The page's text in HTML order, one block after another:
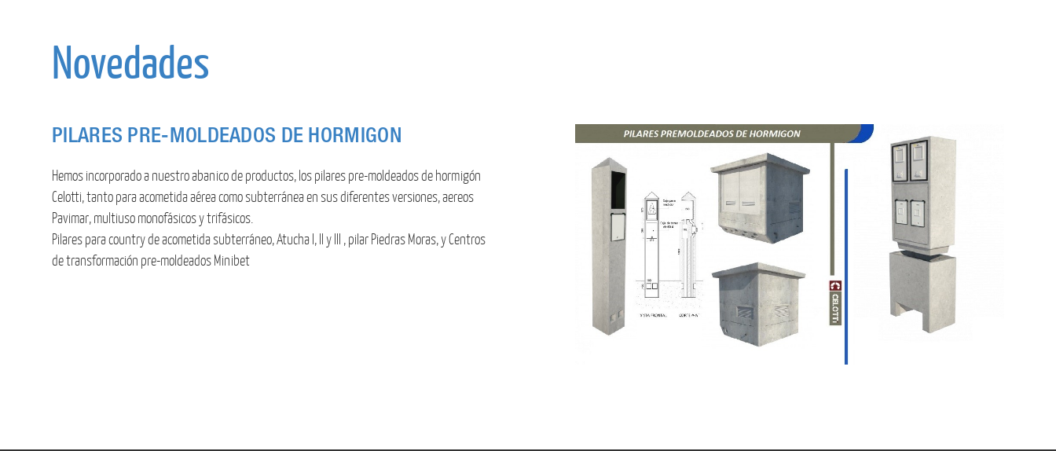
Novedades
PILARES PRE-MOLDEADOS DE HORMIGON
Hemos incorporado a nuestro abanico de productos, los pilares pre-moldeados de hormigón
Celotti, tanto para acometida aérea como subterránea en sus diferentes versiones, aereos
Pavimar, multiuso monofásicos y trifásicos.
Pilares para country de acometida subterráneo, Atucha I, II y III , pilar Piedras Moras, y Centros
de transformación pre-moldeados Minibet